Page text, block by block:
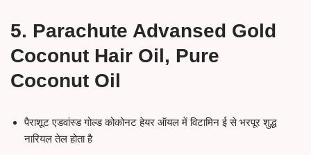
5. Parachute Advansed Gold
Coconut Hair Oil, Pure
Coconut Oil
पैराशूट एडवांस्ड गोल्ड कोकोनट हेयर ऑयल में विटामिन ई से भरपूर शुद्ध
नारियल तेल होता है